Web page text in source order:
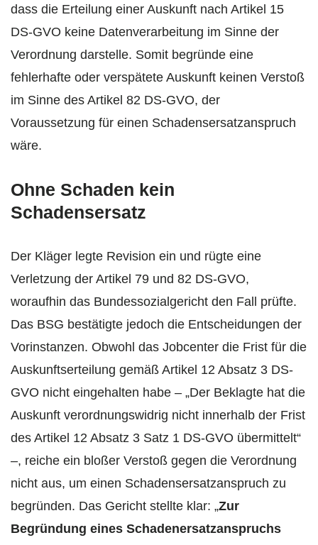
dass die Erteilung einer Auskunft nach Artikel 15
DS-GVO keine Datenverarbeitung im Sinne der
Verordnung darstelle. Somit begründe eine
fehlerhafte oder verspätete Auskunft keinen Verstoß
im Sinne des Artikel 82 DS-GVO, der
Voraussetzung für einen Schadensersatzanspruch
wäre.
Ohne Schaden kein
Schadensersatz
Der Kläger legte Revision ein und rügte eine
Verletzung der Artikel 79 und 82 DS-GVO,
woraufhin das Bundessozialgericht den Fall prüfte.
Das BSG bestätigte jedoch die Entscheidungen der
Vorinstanzen. Obwohl das Jobcenter die Frist für die
Auskunftserteilung gemäß Artikel 12 Absatz 3 DS-
GVO nicht eingehalten habe – „Der Beklagte hat die
Auskunft verordnungswidrig nicht innerhalb der Frist
des Artikel 12 Absatz 3 Satz 1 DS-GVO übermittelt“
–, reiche ein bloßer Verstoß gegen die Verordnung
nicht aus, um einen Schadensersatzanspruch zu
begründen. Das Gericht stellte klar: „Zur
Begründung eines Schadenersatzanspruchs